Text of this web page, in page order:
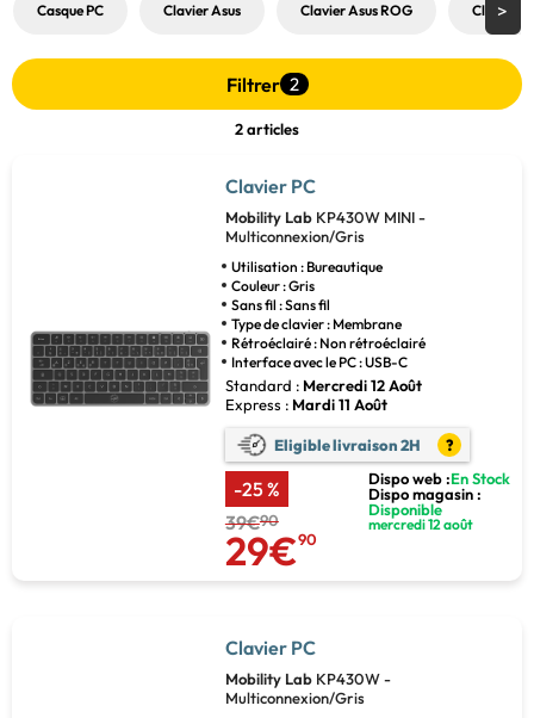
Casque PC Clavier Asus Clavier Asus ROG Clavier
Filtrer 2
2 articles
Clavier PC
Mobility Lab KP430W MINI -
Multiconnexion/Gris
Utilisation : Bureautique
Couleur : Gris
Sans fil : Sans fil
Type de clavier : Membrane
Rétroéclairé : Non rétroéclairé
Interface avec le PC : USB-C
Standard : Mercredi 12 Août
Express : Mardi 11 Août
Eligible livraison 2H ?
-25 %
39€90
29€90
Dispo web :En Stock
Dispo magasin :
Disponible
mercredi 12 août
Clavier PC
Mobility Lab KP430W -
Multiconnexion/Gris